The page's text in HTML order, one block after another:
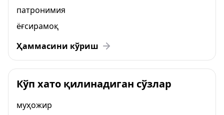
патронимия
ёғсирамоқ
Ҳаммасини кўриш
Кўп хато қилинадиган сўзлар
муҳожир